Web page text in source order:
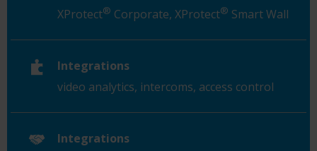
XProtect® Corporate, XProtect® Smart Wall
Integrations
video analytics, intercoms, access control
Integrations